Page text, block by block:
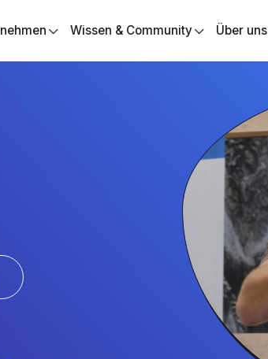
Wissen & Community Über uns